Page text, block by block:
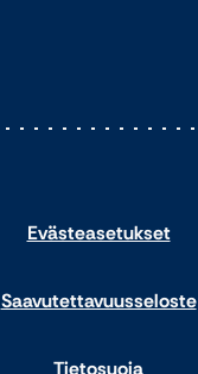
Evästeasetukset
Saavutettavuusseloste
Tietosuoja